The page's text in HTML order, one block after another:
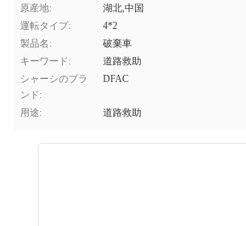
原産地:
湖北,中国
運転タイプ:
4*2
製品名:
破棄車
キーワード:
道路救助
シャーシのブラ
ンド:
DFAC
用途: 道路救助